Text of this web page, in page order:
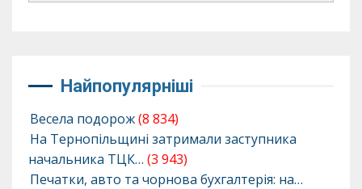
Найпопулярніші
Весела подорож(8 834)
На Тернопільщині затримали заступника
начальника ТЦК… (3 943)
Печатки, авто та чорнова бухгалтерія: на…